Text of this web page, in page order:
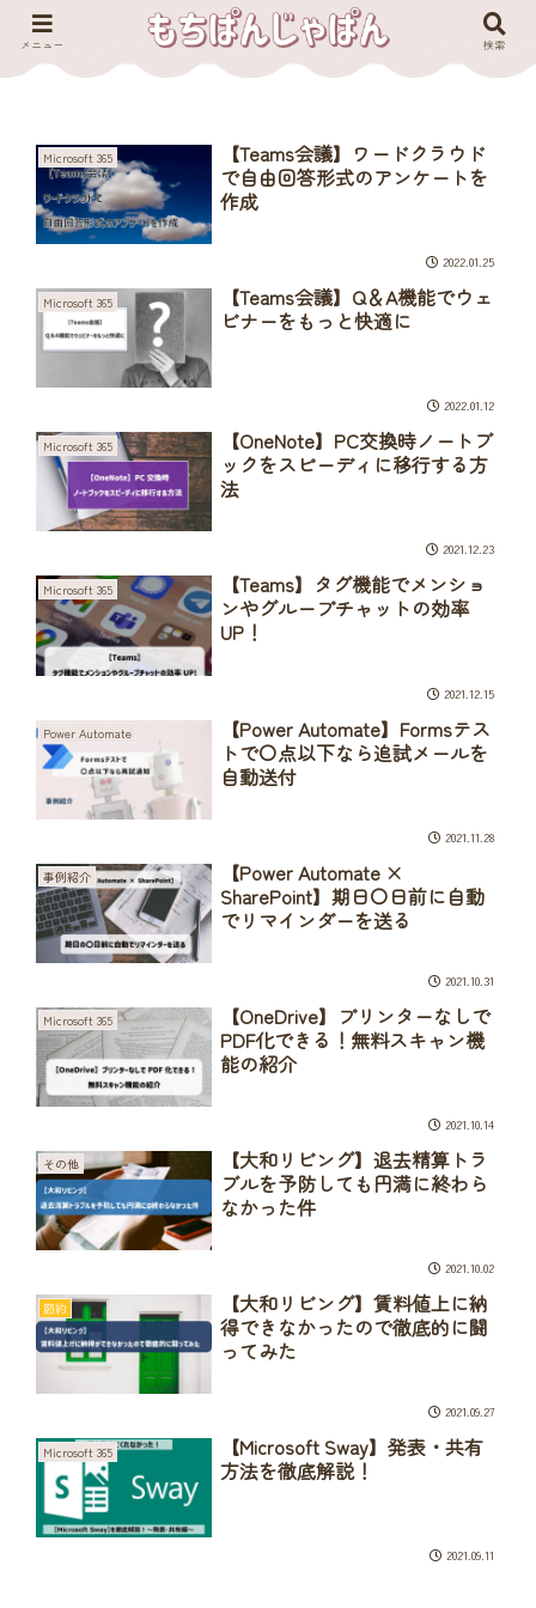
Microsoft 365
【Teams会議】ワードクラウド
で自由回答形式のアンケートを
作成
2022.01.25
Microsoft 365
【Teams会議】Q＆A機能でウェ
ビナーをもっと快適に
2022.01.12
Microsoft 365
【OneNote】PC交換時ノートブ
ックをスピーディに移行する方
法
2021.12.23
Microsoft 365
【Teams】タグ機能でメンショ
ンやグループチャットの効率
UP！
2021.12.15
Power Automate
【Power Automate】Formsテス
トで〇点以下なら追試メールを
自動送付
2021.11.28
事例紹介
【Power Automate ×
SharePoint】期日〇日前に自動
でリマインダーを送る
2021.10.31
Microsoft 365
【OneDrive】プリンターなしで
PDF化できる！無料スキャン機
能の紹介
2021.10.14
その他
【大和リビング】退去精算トラ
ブルを予防しても円満に終わら
なかった件
2021.10.02
節約
【大和リビング】賃料値上に納
得できなかったので徹底的に闘
ってみた
2021.09.27
Microsoft 365
【Microsoft Sway】発表・共有
方法を徹底解説！
2021.09.11
メニュー 検索